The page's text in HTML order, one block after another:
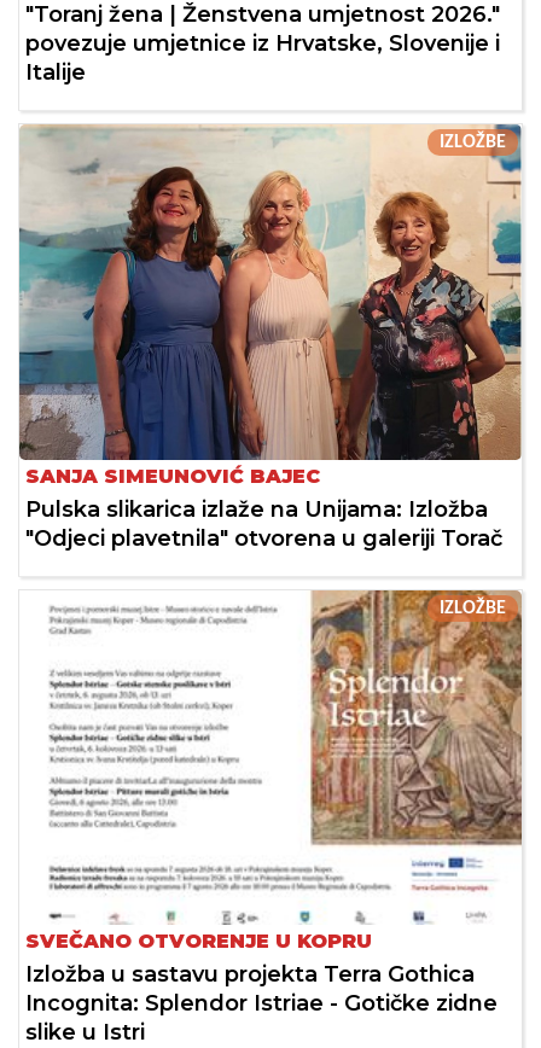
"Toranj žena | Ženstvena umjetnost 2026."
povezuje umjetnice iz Hrvatske, Slovenije i
Italije
IZLOŽBE
SANJA SIMEUNOVIĆ BAJEC
Pulska slikarica izlaže na Unijama: Izložba
"Odjeci plavetnila" otvorena u galeriji Torač
IZLOŽBE
SVEČANO OTVORENJE U KOPRU
Izložba u sastavu projekta Terra Gothica
Incognita: Splendor Istriae - Gotičke zidne
slike u Istri